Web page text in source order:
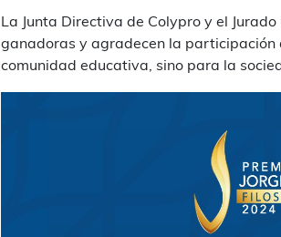
La Junta Directiva de Colypro y el
ganadoras y agradecen la participación
comunidad educativa, sino para la